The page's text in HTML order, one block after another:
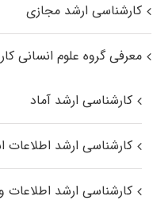
کارشناسی ارشد مجازی
معرفی گروه علوم انسانی
کارشناسی ارشد آماد
کارشناسی ارشد اطلاعات
کارشناسی ارشد